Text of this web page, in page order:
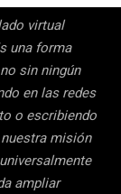
virtual
una forma
sin ningún
en las redes
o escribiendo
misión
ampliar